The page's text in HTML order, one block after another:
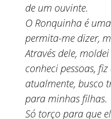
de um ouvinte.
O Ronquinha é
permita-me dizer,
Através dele,
conheci pessoas,
atualmente, busco
para minhas filhas.
Só torço para que